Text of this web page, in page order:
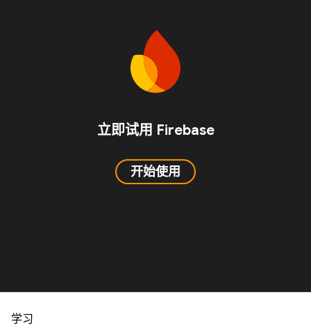
立即试用 Firebase
开始使用
学习